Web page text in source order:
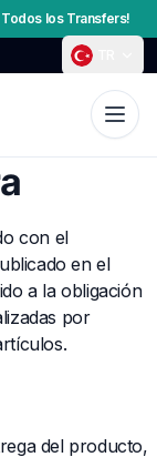
los Transfers!
con el
en el
a la obligación
por
del producto,